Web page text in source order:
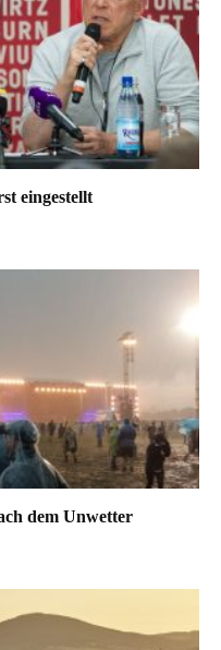
eingestellt
dem Unwetter